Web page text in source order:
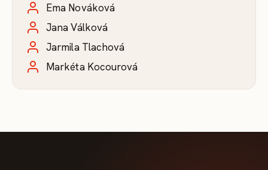
Ema Nováková
Jana Válková
Jarmila Tlachová
Markéta Kocourová